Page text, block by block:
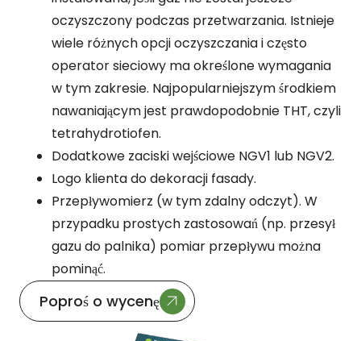
oczyszczony podczas przetwarzania. Istnieje
wiele różnych opcji oczyszczania i często
operator sieciowy ma określone wymagania
w tym zakresie. Najpopularniejszym środkiem
nawaniającym jest prawdopodobnie THT, czyli
tetrahydrotiofen.
Dodatkowe zaciski wejściowe NGV1 lub NGV2.
Logo klienta do dekoracji fasady.
Przepływomierz (w tym zdalny odczyt). W
przypadku prostych zastosowań (np. przesył
gazu do palnika) pomiar przepływu można
pominąć.
Poproś o wycenę